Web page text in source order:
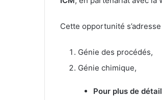
Cette opportunité
Génie des procédés,
Génie chimique,
Pour plus de